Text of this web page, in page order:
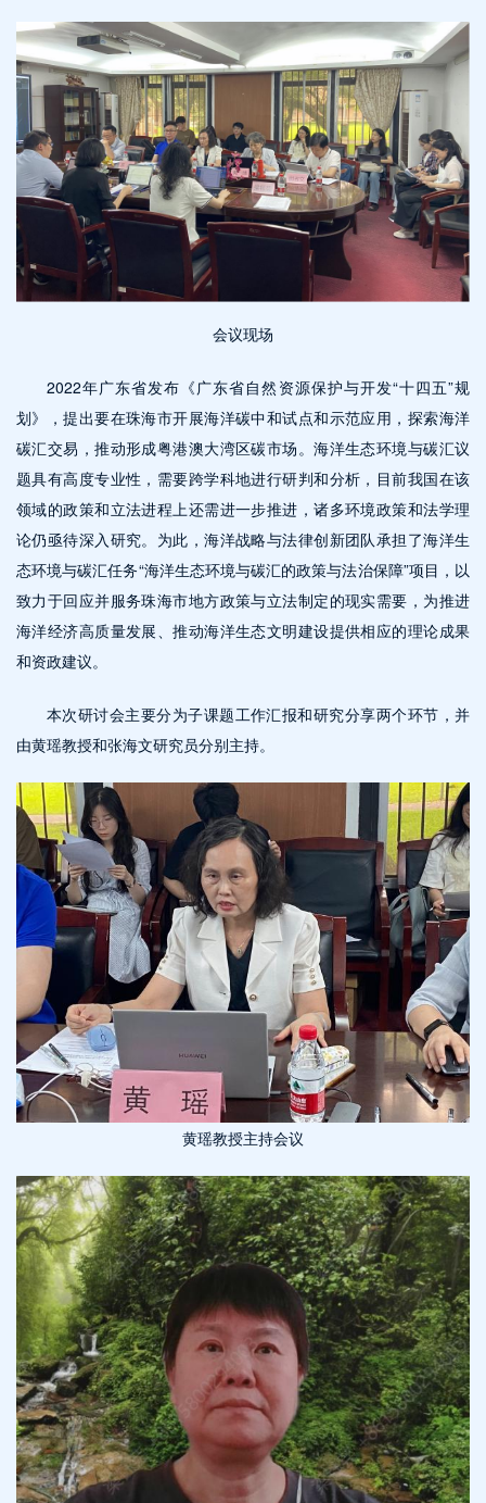
会议现场
2022年广东省发布《广东省自然资源保护与开发“十四五”规
划》，提出要在珠海市开展海洋碳中和试点和示范应用，探索海洋
碳汇交易，推动形成粤港澳大湾区碳市场。海洋生态环境与碳汇议
题具有高度专业性，需要跨学科地进行研判和分析，目前我国在该
领域的政策和立法进程上还需进一步推进，诸多环境政策和法学理
论仍亟待深入研究。为此，海洋战略与法律创新团队承担了海洋生
态环境与碳汇任务“海洋生态环境与碳汇的政策与法治保障”项目，以
致力于回应并服务珠海市地方政策与立法制定的现实需要，为推进
海洋经济高质量发展、推动海洋生态文明建设提供相应的理论成果
和资政建议。
本次研讨会主要分为子课题工作汇报和研究分享两个环节，并
由黄瑶教授和张海文研究员分别主持。
黄瑶教授主持会议